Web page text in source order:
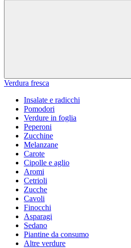
Verdura fresca
Insalate e radicchi
Pomodori
Verdure in foglia
Peperoni
Zucchine
Melanzane
Carote
Cipolle e aglio
Aromi
Cetrioli
Zucche
Cavoli
Finocchi
Asparagi
Sedano
Piantine da consumo
Altre verdure